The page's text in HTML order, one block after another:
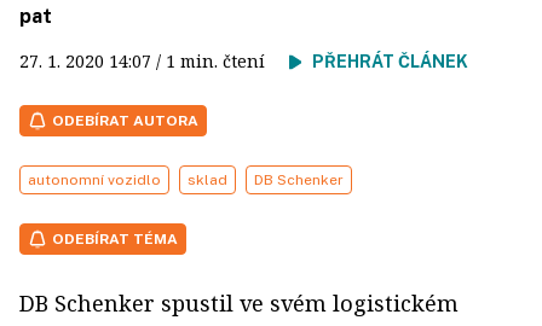
pat
27. 1. 2020 14:07 / 1 min. čtení PŘEHRÁT ČLÁNEK
ODEBÍRAT AUTORA
autonomní vozidlo sklad DB Schenker
ODEBÍRAT TÉMA
DB Schenker spustil ve svém logistickém